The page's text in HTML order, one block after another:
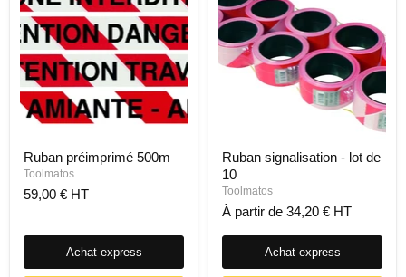
Ruban préimprimé 500m
Toolmatos
59,00 € HT
Achat express
Ruban signalisation - lot de
10
Toolmatos
À partir de 34,20 € HT
Achat express